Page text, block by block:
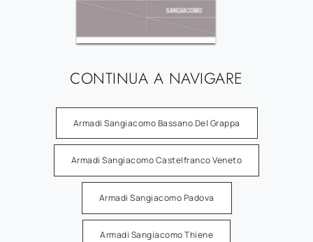
CONTINUA A NAVIGARE
Armadi Sangiacomo Bassano Del Grappa
Armadi Sangiacomo Castelfranco Veneto
Armadi Sangiacomo Padova
Armadi Sangiacomo Thiene